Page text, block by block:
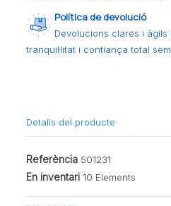
Política de devolució
Devolucions clares i
tranquil·litat i confiança total
Detalls del producte
Referència 501231
En inventari 10 Elements